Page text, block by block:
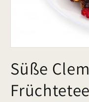
Süße
Früchtetee